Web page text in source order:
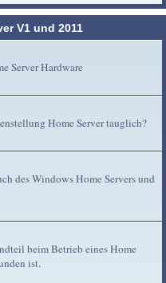
V1 und 2011
Server Hardware
Home Server tauglich?
des Windows Home Servers und
beim Betrieb eines Home
ist.